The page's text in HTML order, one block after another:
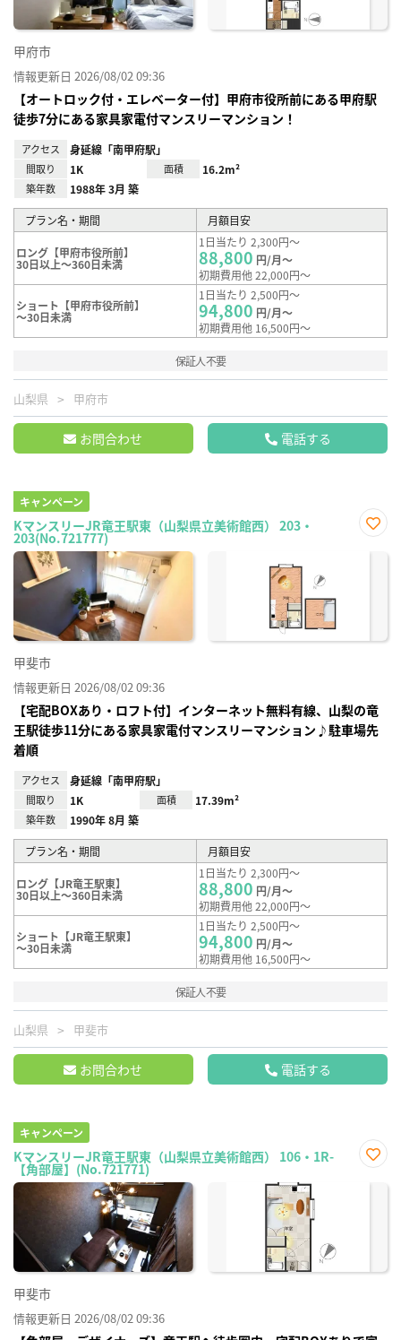
甲府市
情報更新日 2026/08/02 09:36
【オートロック付・エレベーター付】甲府市役所前にある甲府駅
徒歩7分にある家具家電付マンスリーマンション！
アクセス 身延線「南甲府駅」
間取り 1K 面積 16.2m²
築年数 1988年 3月 築
プラン名・期間 月額目安
ロング【甲府市役所前】
30日以上～360日未満
1日当たり 2,300円～
88,800 円/月～
初期費用他 22,000円～
ショート【甲府市役所前】
～30日未満
1日当たり 2,500円～
94,800 円/月～
初期費用他 16,500円～
保証人不要
山梨県 甲府市
お問合わせ 電話する
キャンペーン
KマンスリーJR竜王駅東（山梨県立美術館西） 203・
203(No.721777)
に入
甲斐市
情報更新日 2026/08/02 09:36
【宅配BOXあり・ロフト付】インターネット無料有線、山梨の竜
王駅徒歩11分にある家具家電付マンスリーマンション♪駐車場先
着順
アクセス 身延線「南甲府駅」
間取り 1K 面積 17.39m²
築年数 1990年 8月 築
プラン名・期間 月額目安
ロング【JR竜王駅東】
30日以上～360日未満
1日当たり 2,300円～
88,800 円/月～
初期費用他 22,000円～
ショート【JR竜王駅東】
～30日未満
1日当たり 2,500円～
94,800 円/月～
初期費用他 16,500円～
保証人不要
山梨県 甲斐市
お問合わせ 電話する
キャンペーン
KマンスリーJR竜王駅東（山梨県立美術館西） 106・1R-
【角部屋】(No.721771)
に入
甲斐市
情報更新日 2026/08/02 09:36